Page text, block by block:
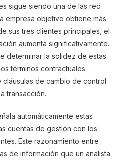
sigue siendo una de las red
empresa objetivo obtiene más
sus tres clientes principales, el
aumenta significativamente.
determinar la solidez de estas
términos contractuales
de cambio de control
transacción.
automáticamente estas
cuentas de gestión con los
Este razonamiento entre
de información que un analista